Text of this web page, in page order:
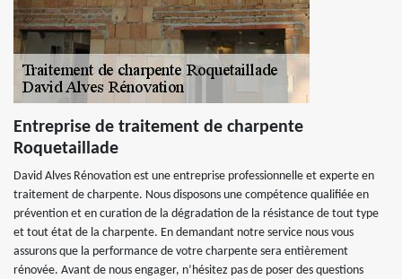
Entreprise de traitement de charpente
Roquetaillade
David Alves Rénovation est une entreprise professionnelle et experte en
traitement de charpente. Nous disposons une compétence qualifiée en
prévention et en curation de la dégradation de la résistance de tout type
et tout état de la charpente. En demandant notre service nous vous
assurons que la performance de votre charpente sera entièrement
rénovée. Avant de nous engager, n’hésitez pas de poser des questions